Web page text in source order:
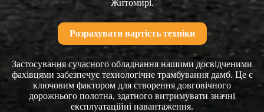
Житомирі.
Розрахувати вартість техніки
Застосування сучасного обладнання нашими досвідченими
фахівцями забезпечує технологічне трамбування дамб. Це є
ключовим фактором для створення довговічного
дорожнього полотна, здатного витримувати значні
експлуатаційні навантаження.